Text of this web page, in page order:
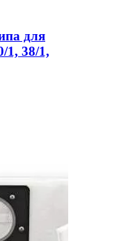
для
1, 38/1,